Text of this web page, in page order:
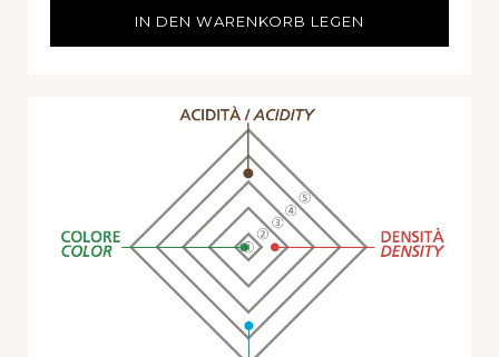
IN DEN WARENKORB LEGEN